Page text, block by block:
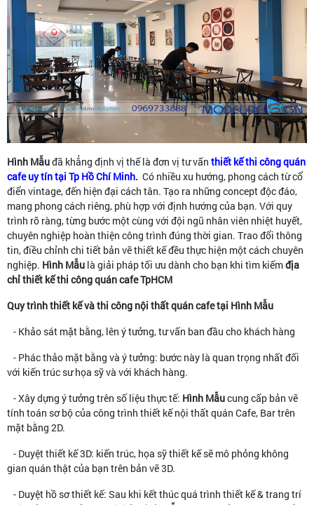
Hình Mẫuđã khẳng định vị thế là đơn vị tư vấn thiết kế thi công quán
cafe uy tín tại Tp Hồ Chí Minh. Có nhiều xu hướng, phong cách từ cổ
điển vintage, đến hiện đại cách tân. Tạo ra những concept độc đáo,
mang phong cách riêng, phù hợp với định hướng của bạn. Với quy
trình rõ ràng, từng bước một cùng với đội ngũ nhân viên nhiệt huyết,
chuyên nghiệp hoàn thiện công trình đúng thời gian. Trao đổi thông
tin, điều chỉnh chi tiết bản vẽ thiết kế đều thực hiện một cách chuyên
nghiệp. Hình Mẫu là giải pháp tối ưu dành cho bạn khi tìm kiếmđịa
chỉ thiết kế thi công quán cafe TpHCM
Quy trình thiết kế và thi công nội thất quán cafe tại Hình Mẫu
- Khảo sát mặt bằng, lên ý tưởng, tư vấn ban đầu cho khách hàng
- Phác thảo mặt bằng và ý tưởng: bước này là quan trọng nhất đối
với kiến trúc sư họa sỹ và với khách hàng.
- Xây dựng ý tưởng trên số liệu thực tế: Hình Mẫucung cấp bản vẽ
tính toán sơ bộ của công trình thiết kế nội thất quán Cafe, Bar trên
mặt bằng 2D.
- Duyệt thiết kế 3D: kiến trúc, họa sỹ thiết kế sẽ mô phỏng không
gian quán thật của bạn trên bản vẽ 3D.
- Duyệt hồ sơ thiết kế: Sau khi kết thúc quá trình thiết kế & trang trí